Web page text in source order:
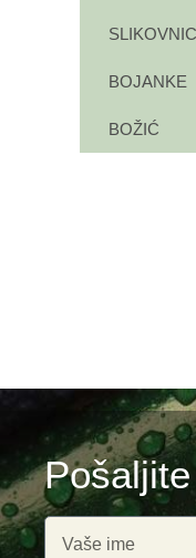
BOJANKE
BOŽIĆ